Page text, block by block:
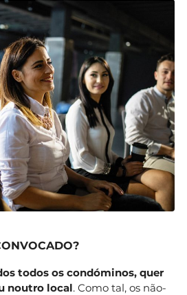
todos os condóminos, quer
noutro local. Como tal, os não-